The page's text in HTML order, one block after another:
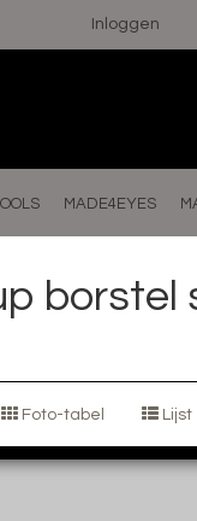
Inloggen
MADE4EYES
borstel
Foto-tabel Lijst